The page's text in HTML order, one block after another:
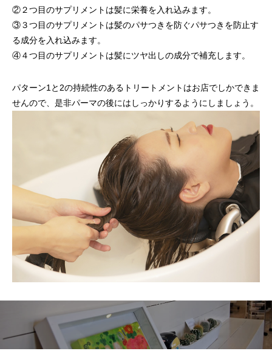
②２つ目のサプリメントは髪に栄養を入れ込みます。
③３つ目のサプリメントは髪のパサつきを防ぐパサつきを防止す
る成分を入れ込みます。
④４つ目のサプリメントは髪にツヤ出しの成分で補充します。
パターン1と2の持続性のあるトリートメントはお店でしかできま
せんので、是非パーマの後にはしっかりするようにしましょう。